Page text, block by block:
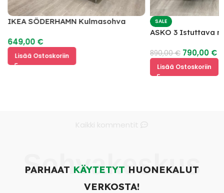
IKEA SÖDERHAMN Kulmasohva
649,00 €
Lisää Ostoskoriin
SALE
ASKO 3 Istuttava
890,00€ 790,00 €
Lisää Ostoskoriin
Sohvakeskus
PARHAAT KÄYTETYT HUONEKALUT
VERKOSTA!